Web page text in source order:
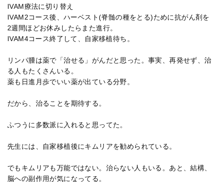
IVAM療法に切り替え
IVAM2コース後、ハーベスト(脊髄の種をとる)ために抗がん剤を
2週間ほどお休みしたらまた進行。
IVAM4コース終了して、自家移植待ち。
リンパ腫は薬で「治せる」がんだと思った。事実、再発せず、治
る人もたくさんいる。
薬も日進月歩でいい薬が出ている分野。
だから、治ることを期待する。
ふつうに多数派に入れると思ってた。
先生には、自家移植後にキムリアを勧められている。
でもキムリアも万能ではない。治らない人もいる。あと、結構、
脳への副作用が気になってる。